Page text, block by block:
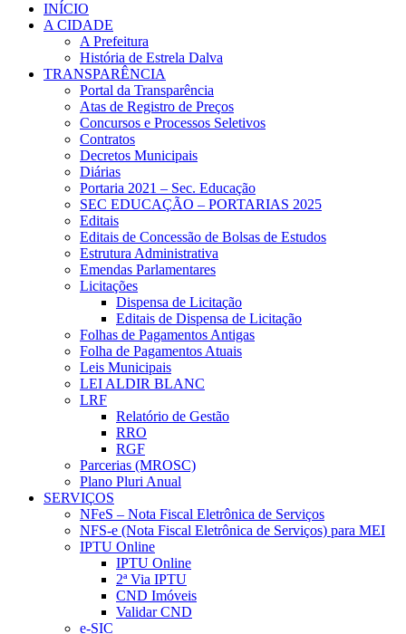
INÍCIO
A CIDADE
A Prefeitura
História de Estrela Dalva
TRANSPARÊNCIA
Portal da Transparência
Atas de Registro de Preços
Concursos e Processos Seletivos
Contratos
Decretos Municipais
Diárias
Portaria 2021 – Sec. Educação
SEC EDUCAÇÃO – PORTARIAS 2025
Editais
Editais de Concessão de Bolsas de Estudos
Estrutura Administrativa
Emendas Parlamentares
Licitações
Dispensa de Licitação
Editais de Dispensa de Licitação
Folhas de Pagamentos Antigas
Folha de Pagamentos Atuais
Leis Municipais
LEI ALDIR BLANC
LRF
Relatório de Gestão
RRO
RGF
Parcerias (MROSC)
Plano Pluri Anual
SERVIÇOS
NFeS – Nota Fiscal Eletrônica de Serviços
NFS-e (Nota Fiscal Eletrônica de Serviços) para MEI
IPTU Online
IPTU Online
2ª Via IPTU
CND Imóveis
Validar CND
e-SIC